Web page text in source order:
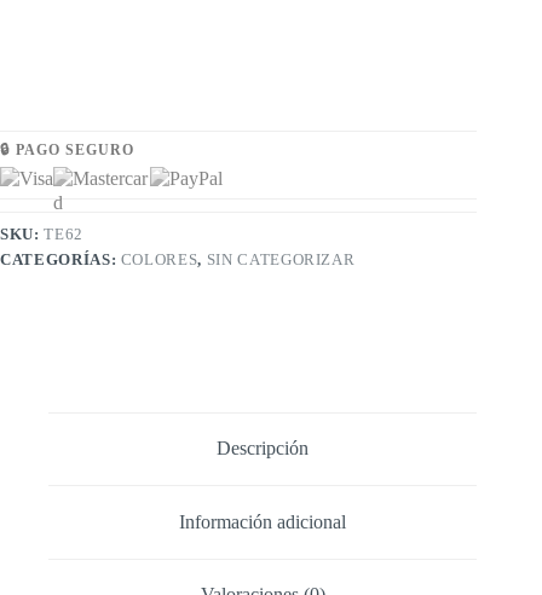
🔒 PAGO SEGURO
SKU:TE62
CATEGORÍAS: COLORES, SIN CATEGORIZAR
Descripción
Información adicional